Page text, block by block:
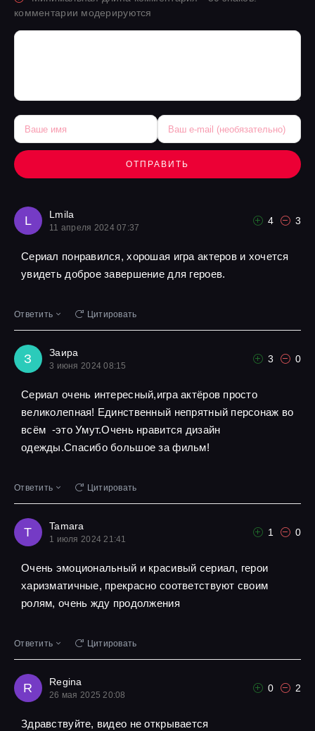
комментарии модерируются
ОТПРАВИТЬ
L Lmila
11 апреля 2024 07:37
4 3
Сериал понравился, хорошая игра актеров и хочется
увидеть доброе завершение для героев.
Ответить Цитировать
З Заира
3 июня 2024 08:15
3 0
Сериал очень интересный,игра актёров просто
великолепная! Единственный непрятный персонаж во
всём -это Умут.Очень нравится дизайн
одежды.Спасибо большое за фильм!
Ответить Цитировать
T Tamara
1 июля 2024 21:41
1 0
Очень эмоциональный и красивый сериал, герои
харизматичные, прекрасно соответствуют своим
ролям, очень жду продолжения
Ответить Цитировать
R Regina
26 мая 2025 20:08
0 2
Здравствуйте, видео не открывается